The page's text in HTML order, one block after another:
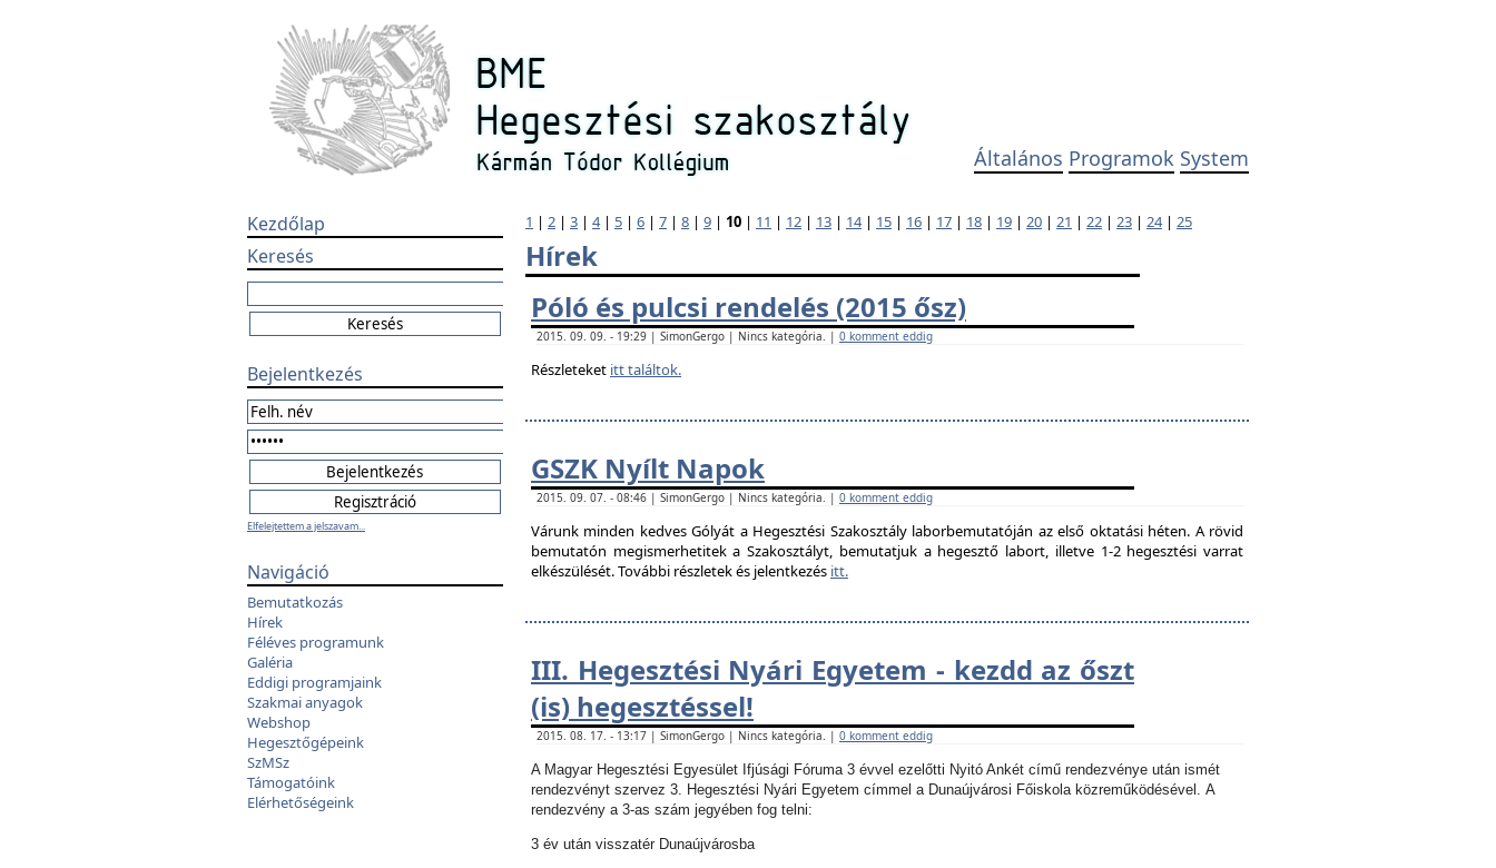
Általános Programok System
Kezdőlap
Keresés
Bejelentkezés
Elfelejtettem a jelszavam...
Navigáció
Bemutatkozás
Hírek
Féléves programunk
Galéria
Eddigi programjaink
Szakmai anyagok
Webshop
Hegesztőgépeink
SzMSz
Támogatóink
Elérhetőségeink
1 | 2 | 3 | 4| 5 | 6 | 7 | 8 | 9 | 10 | 11 | 12 | 13 | 14| 15 | 16 | 17 | 18 | 19 | 20 | 21 | 22 | 23 | 24| 25
Hírek
Póló és pulcsi rendelés (2015 ősz)
2015. 09. 09. - 19:29 | SimonGergo | Nincs kategória. | 0 komment eddig
Részleteket itt találtok.
GSZK Nyílt Napok
2015. 09. 07. - 08:46 | SimonGergo | Nincs kategória. | 0 komment eddig
Várunk minden kedves Gólyát a Hegesztési Szakosztály laborbemutatóján az első oktatási héten. A rövid
bemutatón megismerhetitek a Szakosztályt, bemutatjuk a hegesztő labort, illetve 1-2 hegesztési varrat
elkészülését. További részletek és jelentkezés itt.
III. Hegesztési Nyári Egyetem - kezdd az őszt
(is) hegesztéssel!
2015. 08. 17. - 13:17 | SimonGergo | Nincs kategória. | 0 komment eddig
A Magyar Hegesztési Egyesület Ifjúsági Fóruma 3 évvel ezelőtti Nyitó Ankét című rendezvénye után ismét
rendezvényt szervez 3. Hegesztési Nyári Egyetem címmel a Dunaújvárosi Főiskola közreműködésével. A
rendezvény a 3-as szám jegyében fog telni:
3 év után visszatér Dunaújvárosba